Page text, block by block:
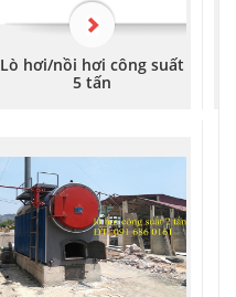
Lò hơi/nồi hơi công suất
5 tấn